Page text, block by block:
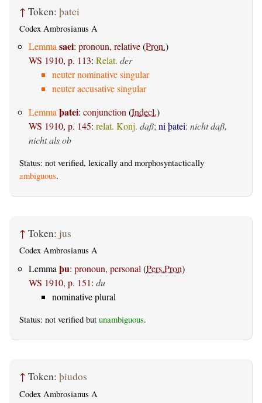
↑ Token: þatei
Codex Ambrosianus A
Lemmasaei: pronoun, relative(Pron.)
WS 1910, p. 113: Relat. der
neuter nominative singular
neuter accusative singular
Lemmaþatei: conjunction(Indecl.)
WS 1910, p. 145: relat. Konj. daß;ni þatei: nicht daß,
nicht als ob
Status: not verified, lexically and morphosyntactically
ambiguous.
↑ Token: jus
Codex Ambrosianus A
Lemma þu: pronoun, personal (Pers.Pron)
WS 1910, p. 151: du
nominative plural
Status: not verified but unambiguous.
↑ Token: þiudos
Codex Ambrosianus A